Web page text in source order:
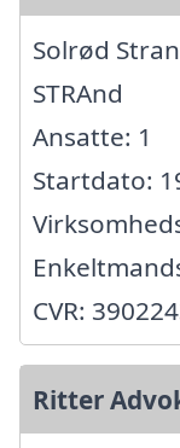
Solrød
STRAnd
Ansatte: 1
Startdato:
CVR:
Ritter